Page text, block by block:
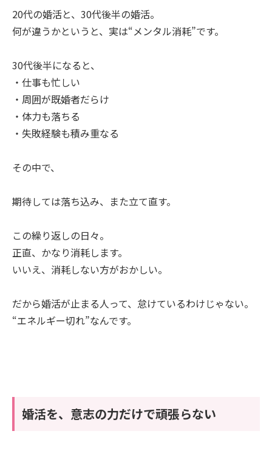
20代の婚活と、30代後半の婚活。
何が違うかというと、実は“メンタル消耗”です。
30代後半になると、
・仕事も忙しい
・周囲が既婚者だらけ
・体力も落ちる
・失敗経験も積み重なる
その中で、
期待しては落ち込み、また立て直す。
この繰り返しの日々。
正直、かなり消耗します。
いいえ、消耗しない方がおかしい。
だから婚活が止まる人って、怠けているわけじゃない。
“エネルギー切れ”なんです。
婚活を、意志の力だけで頑張らない